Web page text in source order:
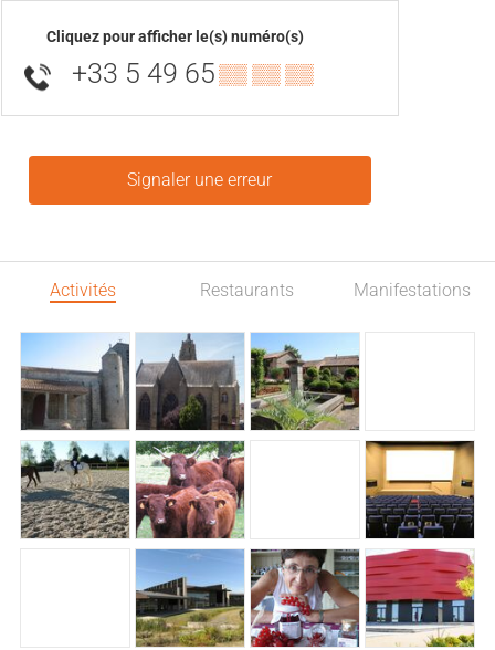
Cliquez pour afficher le(s) numéro(s)
+33 5 49 65▒▒ ▒▒ ▒▒
Signaler une erreur
Activités Restaurants Manifestations